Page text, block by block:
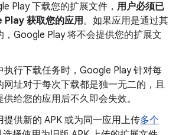
Play 下载您的扩展文件， 用户必须已
Play 获取您的应用。如果应用是通过其
，Google Play 将不会提供您的扩展文
执行下载任务时，Google Play 针对每
网址对于每次下载都是独一无二的，且
给您的应用后不久即会失效。
提供新的 APK 或为同一应用上传多个